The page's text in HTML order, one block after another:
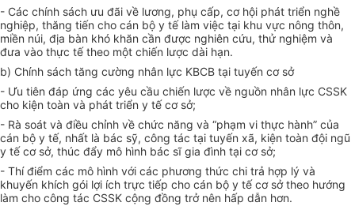
- Các chính sách ưu đãi về lương, phụ cấp, cơ hội phát triển nghề
nghiệp, thăng tiến cho cán bộ y tế làm việc tại khu vực nông thôn,
miền núi, địa bàn khó khăn cần được nghiên cứu, thử nghiệm và
đưa vào thực tế theo một chiến lược dài hạn.
b) Chính sách tăng cường nhân lực KBCB tại tuyến cơ sở
- Ưu tiên đáp ứng các yêu cầu chiến lược về nguồn nhân lực CSSK
cho kiện toàn và phát triển y tế cơ sở;
- Rà soát và điều chỉnh về chức năng và “phạm vi thực hành” của
cán bộ y tế, nhất là bác sỹ, công tác tại tuyến xã, kiện toàn đội ngũ
y tế cơ sở, thúc đẩy mô hình bác sĩ gia đình tại cơ sở;
- Thíđiểm các mô hình với các phương thức chi trả hợp lý và
khuyến khích gói lợi ích trực tiếp cho cán bộ y tế cơ sở theo hướng
làm cho công tác CSSK cộng đồng trở nên hấp dẫn hơn.